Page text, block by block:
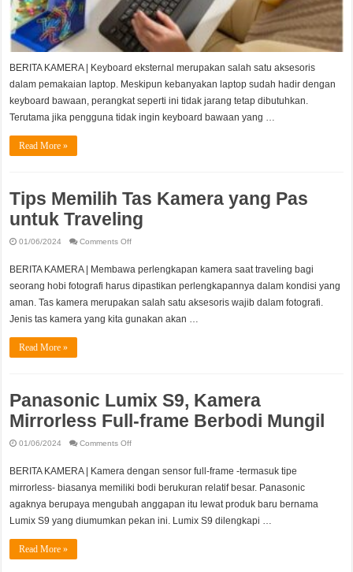
BERITA KAMERA | Keyboard eksternal merupakan salah satu aksesoris
dalam pemakaian laptop. Meskipun kebanyakan laptop sudah hadir dengan
keyboard bawaan, perangkat seperti ini tidak jarang tetap dibutuhkan.
Terutama jika pengguna tidak ingin keyboard bawaan yang …
Read More »
Tips Memilih Tas Kamera yang Pas
untuk Traveling
01/06/2024 Comments Offon
Tas
Kamera
yang
Pas
untuk
BERITA KAMERA | Membawa perlengkapan kamera saat traveling bagi
seorang hobi fotografi harus dipastikan perlengkapannya dalam kondisi yang
aman. Tas kamera merupakan salah satu aksesoris wajib dalam fotografi.
Jenis tas kamera yang kita gunakan akan …
Read More »
Panasonic Lumix S9, Kamera
Mirrorless Full-frame Berbodi Mungil
01/06/2024 Comments Offon
S9,
Kamera
Mirrorless
frame
Berbodi
Mungil
BERITA KAMERA | Kamera dengan sensor full-frame -termasuk tipe
mirrorless- biasanya memiliki bodi berukuran relatif besar. Panasonic
agaknya berupaya mengubah anggapan itu lewat produk baru bernama
Lumix S9 yang diumumkan pekan ini. Lumix S9 dilengkapi …
Read More »